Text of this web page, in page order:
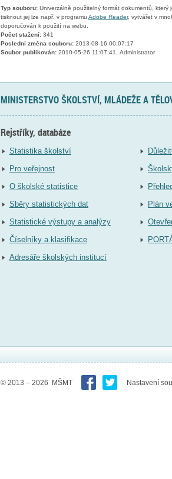
Typ souboru:Univerzálně použitelný formát dokumentů, který
tisknout jej lze např. v programu Adobe Reader, vytvářet v
doporučován k použití na webu.
Počet stažení:341
Poslední změna souboru:2013-08-16 00:07:17
Soubor publikován:2010-05-26 11:07:41, Administrator
MINISTERSTVO ŠKOLSTVÍ, MLÁDEŽE A
Rejstříky, databáze
Statistika školství
Pro veřejnost
O školské statistice
Sběry statistických dat
Statistické výstupy a analýzy
Číselníky a klasifikace
Adresáře školských institucí
Plán
© 2013 – 2026 MŠMT Nastavení